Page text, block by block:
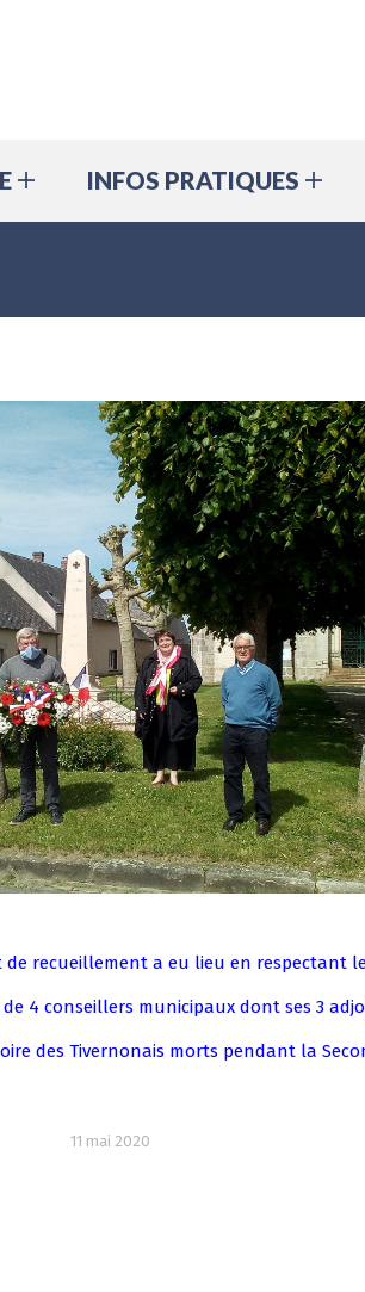
INFOS PRATIQUES
de recueillement a eu lieu en respectant
4 conseillers municipaux dont ses 3
des Tivernonais morts pendant la
11 mai 2020